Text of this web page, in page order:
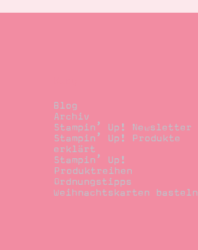
Blog
Archiv
Stampin’ Up! Newsletter
Stampin’ Up! Produkte
erklärt
Stampin’ Up!
Produktreihen
Ordnungstipps
Weihnachtskarten basteln